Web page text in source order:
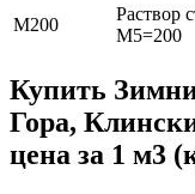
М200
Раствор
М5=200
Купить
Гора,
цена за 1 м3